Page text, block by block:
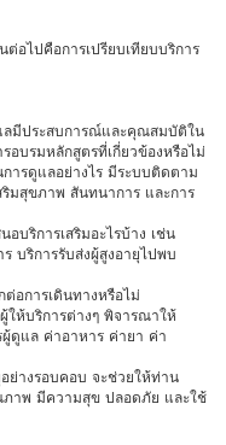
อไปคือการเปรียบเทียบบริการ
มีประสบการณ์และคุณสมบัติใน
อบรมหลักสูตรที่เกี่ยวข้องหรือไม่
ารดูแลอย่างไร มีระบบติดตาม
ริมสุขภาพ สันทนาการ และการ
บริการเสริมอะไรบ้าง เช่น
บริการรับส่งผู้สูงอายุไปพบ
อการเดินทางหรือไม่
ให้บริการต่างๆ พิจารณาให้
ดูแล ค่าอาหาร ค่ายา ค่า
ย่างรอบคอบ จะช่วยให้ท่าน
าพ มีความสุข ปลอดภัย และใช้